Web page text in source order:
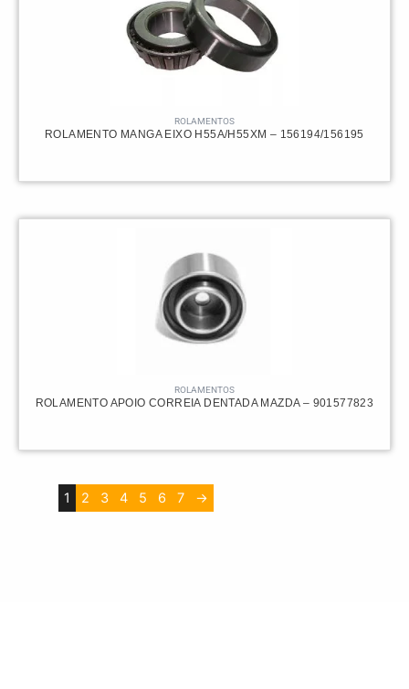
ROLAMENTOS
ROLAMENTO MANGA EIXO H55A/H55XM – 156194/156195
ROLAMENTOS
ROLAMENTO APOIO CORREIA DENTADA MAZDA – 901577823
1 2 3 4 5 6 7 →